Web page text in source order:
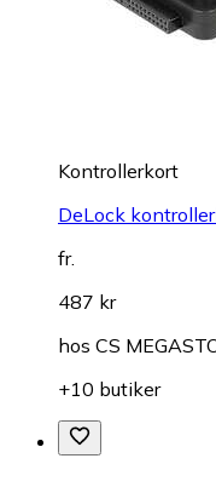
Kontrollerkort
DeLock
fr.
487 kr
hos CS
+10 butiker